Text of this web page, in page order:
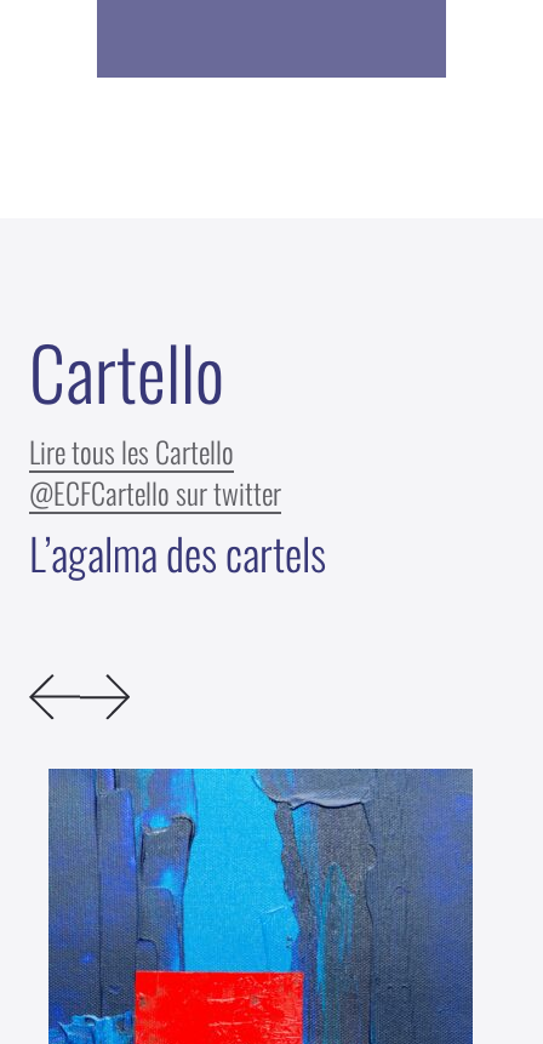
Cartello
Lire tous les Cartello
@ECFCartello sur twitter
L’agalma des cartels